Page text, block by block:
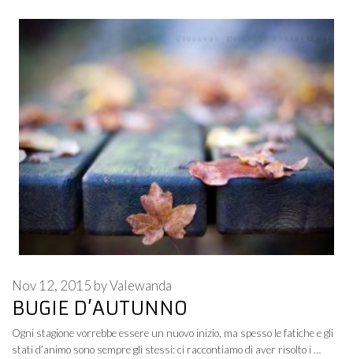
BUGIE D’AUTUNNO
Nov 12, 2015 byValewanda
Ogni stagione vorrebbe essere un nuovo inizio, ma spesso le fatiche e gli
stati d’animo sono sempre gli stessi: ci raccontiamo di aver risolto i …